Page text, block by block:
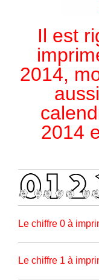
Il est
2014,
2014
Le chiffre 0 à
Le chiffre 1 à